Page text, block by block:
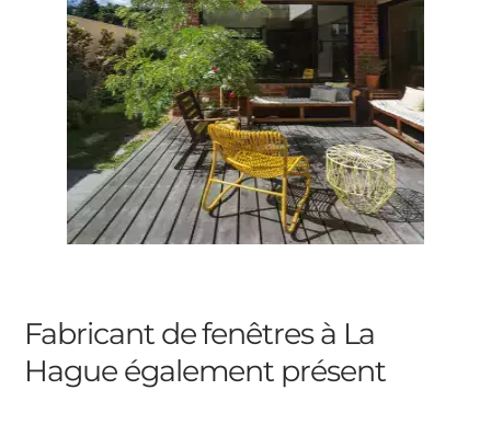
Fabricant de fenêtres à La
Hague également présent